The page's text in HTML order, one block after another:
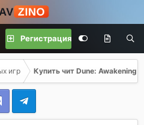
Регистрация
игр Купить чит Dune: Awakening